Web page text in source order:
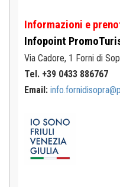
Informazioni e
Infopoint
Via Cadore, 1 Forni di
Tel. +39 0433 886767
Email: